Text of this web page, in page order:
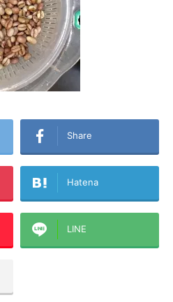
Share
Hatena
LINE